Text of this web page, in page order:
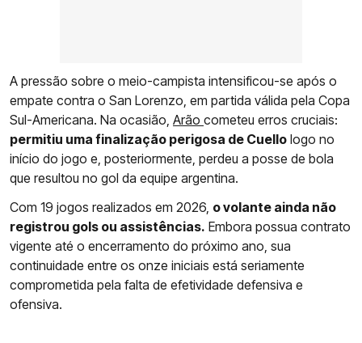
A pressão sobre o meio-campista intensificou-se após o
empate contra o San Lorenzo, em partida válida pela Copa
Sul-Americana. Na ocasião, Arão cometeu erros cruciais:
permitiu uma finalização perigosa de Cuello logo no
início do jogo e, posteriormente, perdeu a posse de bola
que resultou no gol da equipe argentina.
Com 19 jogos realizados em 2026, o volante ainda não
registrou gols ou assistências. Embora possua contrato
vigente até o encerramento do próximo ano, sua
continuidade entre os onze iniciais está seriamente
comprometida pela falta de efetividade defensiva e
ofensiva.